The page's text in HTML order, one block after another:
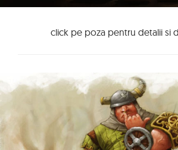
click pe poza pentru detalii si